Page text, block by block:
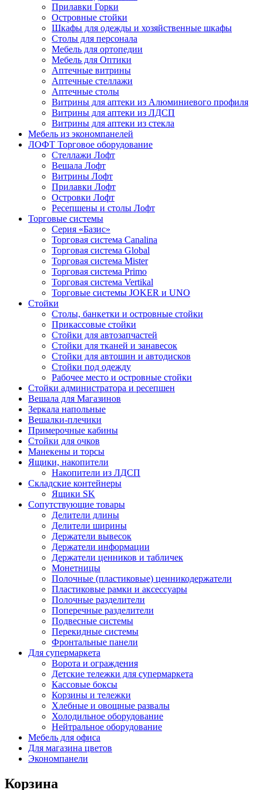
Прилавки Горки
Островные стойки
Шкафы для одежды и хозяйственные шкафы
Столы для персонала
Мебель для ортопедии
Мебель для Оптики
Аптечные витрины
Аптечные стеллажи
Аптечные столы
Витрины для аптеки из Алюминиевого профиля
Витрины для аптеки из ЛДСП
Витрины для аптеки из стекла
Мебель из экономпанелей
ЛОФТ Торговое оборудование
Стеллажи Лофт
Вешала Лофт
Витрины Лофт
Прилавки Лофт
Островки Лофт
Ресепшены и столы Лофт
Торговые системы
Серия «Базис»
Торговая система Canalina
Торговая система Global
Торговая система Mister
Торговая система Primo
Торговая система Vertikal
Торговые системы JOKER и UNO
Стойки
Столы, банкетки и островные стойки
Прикассовые стойки
Стойки для автозапчастей
Стойки для тканей и занавесок
Стойки для автошин и автодисков
Стойки под одежду
Рабочее место и островные стойки
Стойки администратора и ресепшен
Вешала для Магазинов
Зеркала напольные
Вешалки-плечики
Примерочные кабины
Стойки для очков
Манекены и торсы
Ящики, накопители
Накопители из ЛДСП
Складские контейнеры
Ящики SK
Сопутствующие товары
Делители длины
Делители ширины
Держатели вывесок
Держатели информации
Держатели ценников и табличек
Монетницы
Полочные (пластиковые) ценникодержатели
Пластиковые рамки и аксессуары
Полочные разделители
Поперечные разделители
Подвесные системы
Перекидные системы
Фронтальные панели
Для супермаркета
Ворота и ограждения
Детские тележки для супермаркета
Кассовые боксы
Корзины и тележки
Хлебные и овощные развалы
Холодильное оборудование
Нейтральное оборудование
Мебель для офиса
Для магазина цветов
Экономпанели
Корзина